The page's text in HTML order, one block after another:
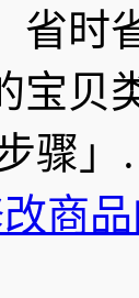
省时
宝贝
步骤
商